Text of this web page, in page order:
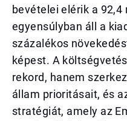
bevételei elérik a
egyensúlyban áll a
százalékos
képest. A
rekord, hanem
állam prioritásait, és
stratégiát, amely az